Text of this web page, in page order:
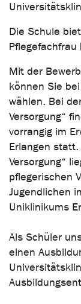
Die Schule
Pflegefachfrau
Mit der
können Sie
wählen. Bei
Versorgung“
vorrangig im
Erlangen
Versorgung“
pflegerischen
Jugendlichen
Uniklinikums
Als Schüler
einen